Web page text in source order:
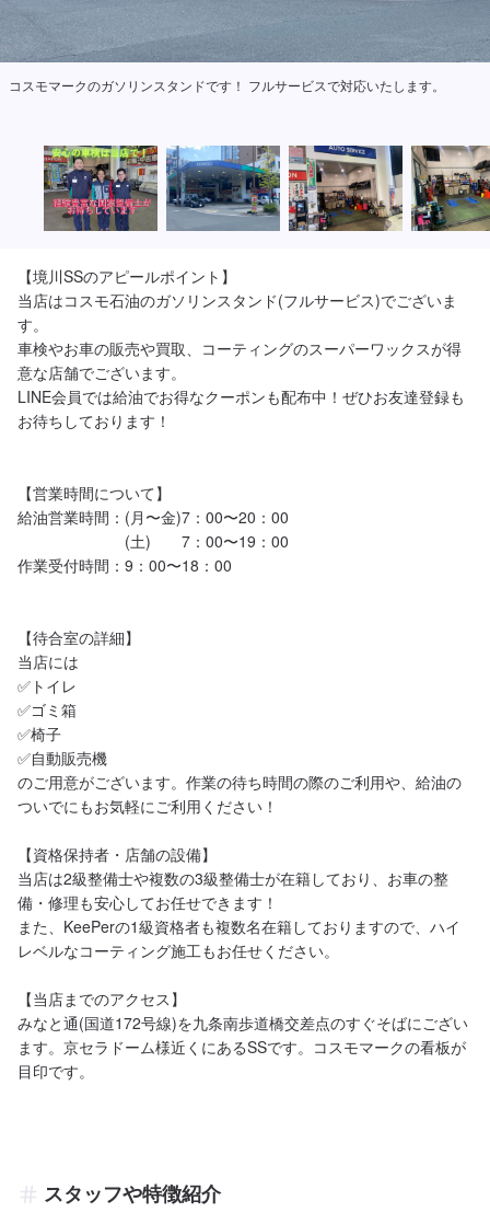
当店のピットです。
【境川SSのアピールポイント】
当店はコスモ石油のガソリンスタンド(フルサービス)でございま
す。
車検やお車の販売や買取、コーティングのスーパーワックスが得
意な店舗でございます。
LINE会員では給油でお得なクーポンも配布中！ぜひお友達登録も
お待ちしております！
【営業時間について】
給油営業時間：(月〜金)7：00〜20：00
(土)　　7：00〜19：00
作業受付時間：9：00〜18：00
【待合室の詳細】
当店には
✅トイレ
✅ゴミ箱
✅椅子
✅自動販売機
のご用意がございます。作業の待ち時間の際のご利用や、給油の
ついでにもお気軽にご利用ください！
【資格保持者・店舗の設備】
当店は2級整備士や複数の3級整備士が在籍しており、お車の整
備・修理も安心してお任せできます！
また、KeePerの1級資格者も複数名在籍しておりますので、ハイ
レベルなコーティング施工もお任せください。
【当店までのアクセス】
みなと通(国道172号線)を九条南歩道橋交差点のすぐそばにござい
ます。京セラドーム様近くにあるSSです。コスモマークの看板が
目印です。
スタッフや特徴紹介